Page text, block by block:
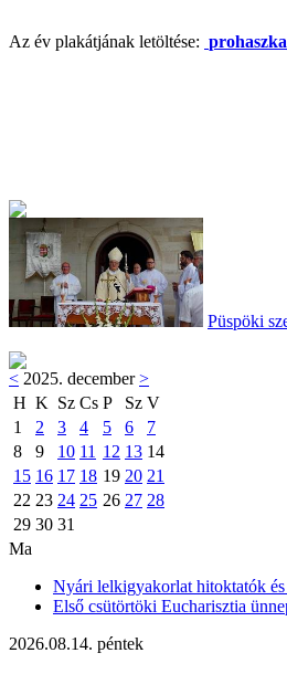
Az év plakátjának letöltése:
Püspöki
< 2025. december>
H K Sz Cs P Sz V
1
2 3 4 5 6
7
8
9 10 11 12 13 14
15 16 17 18 19 20 21
22 23 24 25 26 27 28
29 30 31
Ma
Nyári lelkigyakorlat hitoktatók
Első csütörtöki Eucharisztia
2026.08.14. péntek